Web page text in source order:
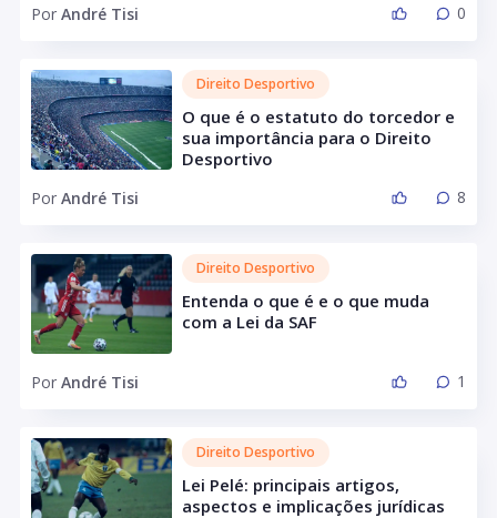
Por André Tisi 0
Direito Desportivo
O que é o estatuto do torcedor e
sua importância para o Direito
Desportivo
Por André Tisi 8
Direito Desportivo
Entenda o que é e o que muda
com a Lei da SAF
Por André Tisi 1
Direito Desportivo
Lei Pelé: principais artigos,
aspectos e implicações jurídicas